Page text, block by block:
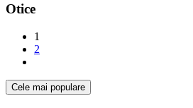
Otice
1
2
Cele mai populare